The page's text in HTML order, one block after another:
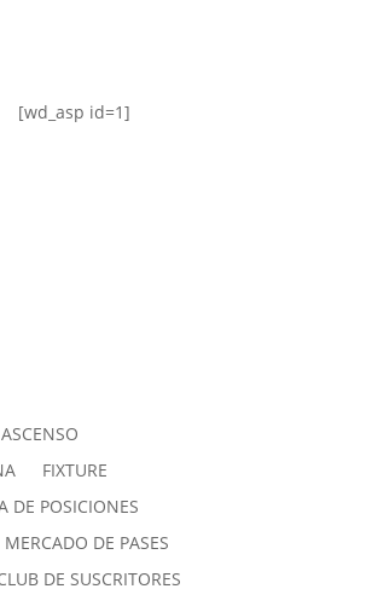
[wd_asp id=1]
ASCENSO
FIXTURE
DE POSICIONES
MERCADO DE PASES
DE SUSCRITORES